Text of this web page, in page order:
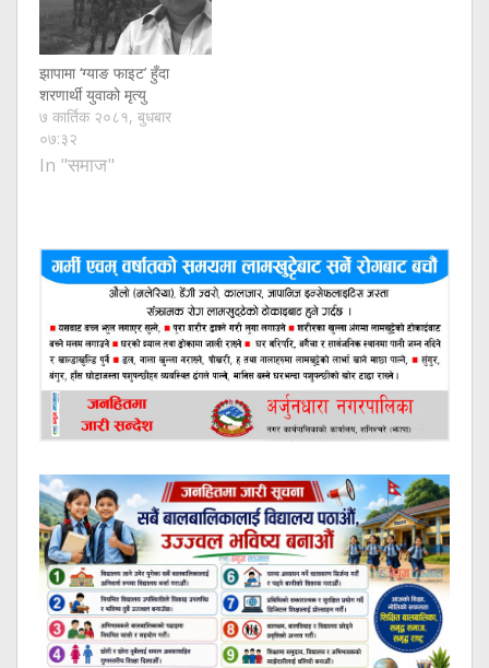
झापामा ‘ग्याङ फाइट’ हुँदा
शरणार्थी युवाको मृत्यु
७ कार्तिक २०८१, बुधबार
०७:३२
In "समाज"